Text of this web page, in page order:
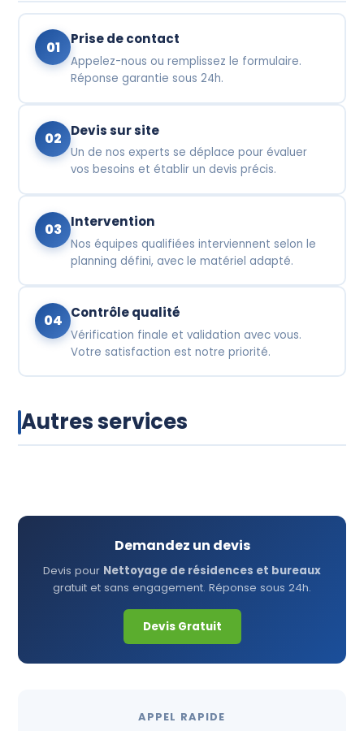
01 Prise de contact
Appelez-nous ou remplissez le formulaire.
Réponse garantie sous 24h.
02 Devis sur site
Un de nos experts se déplace pour évaluer
vos besoins et établir un devis précis.
03 Intervention
Nos équipes qualifiées interviennent selon le
planning défini, avec le matériel adapté.
04 Contrôle qualité
Vérification finale et validation avec vous.
Votre satisfaction est notre priorité.
Autres services
Nettoyage de vitres
Demandez un devis
Devis pour Nettoyage de résidences et bureaux
gratuit et sans engagement. Réponse sous 24h.
Devis Gratuit
APPEL RAPIDE